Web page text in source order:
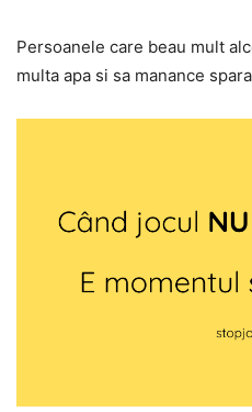
Persoanele care beau mult
multa apa si sa manance